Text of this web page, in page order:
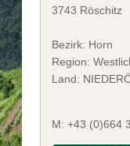
3743 Röschitz
Bezirk: Horn
Region:
Land:
M: +43 (0)664